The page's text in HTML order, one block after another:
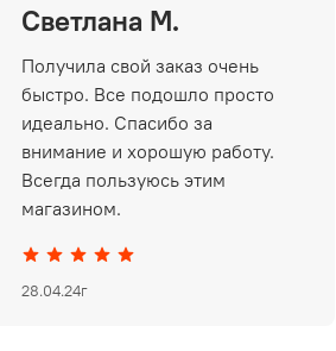
Светлана М.
Получила свой заказ очень
быстро. Все подошло просто
идеально. Спасибо за
внимание и хорошую работу.
Всегда пользуюсь этим
магазином.
28.04.24г